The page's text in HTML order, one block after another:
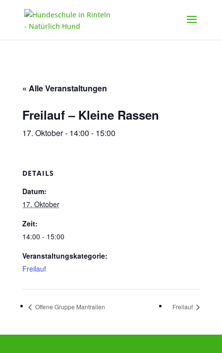
« Alle Veranstaltungen
Freilauf – Kleine Rassen
17. Oktober - 14:00 - 15:00
DETAILS
Datum:
17. Oktober
Zeit:
14:00 - 15:00
Veranstaltungskategorie:
Freilauf
Offene Gruppe Mantrailen Freilauf